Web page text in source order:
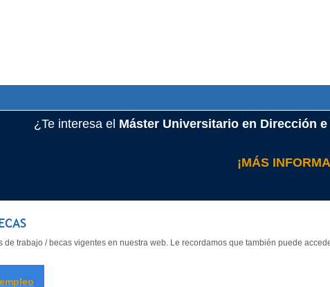
¿Te interesa el Máster Universitario en Dirección
¡MÁS
de trabajo / becas vigentes en nuestra web. Le recordamos que también puede